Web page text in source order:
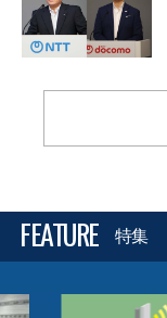
FEATURE 特集